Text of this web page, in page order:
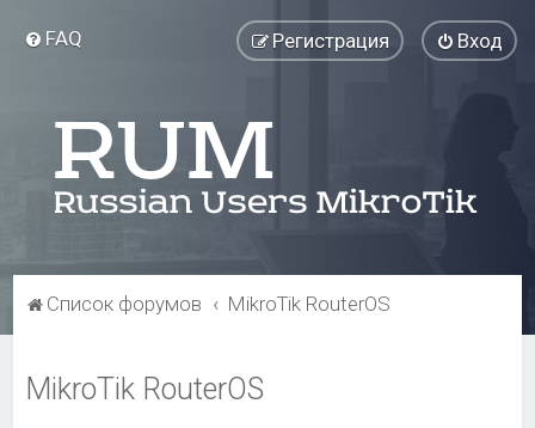
FAQ Вход
Регистрация
Список форумов MikroTik RouterOS
MikroTik RouterOS